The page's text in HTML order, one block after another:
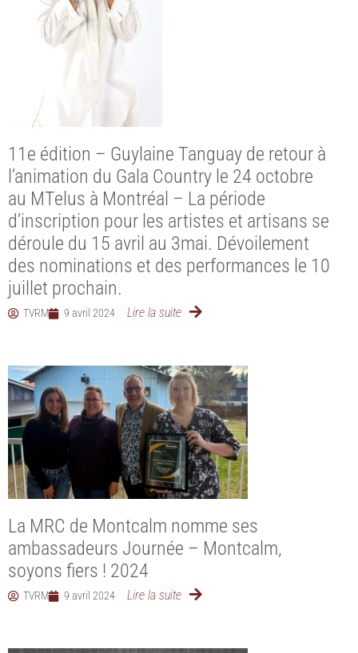
11e édition – Guylaine Tanguay de retour à
l’animation du Gala Country le 24 octobre
au MTelus à Montréal – La période
d’inscription pour les artistes et artisans se
déroule du 15 avril au 3mai. Dévoilement
des nominations et des performances le 10
juillet prochain.
TVRM 9 avril 2024 Lire la suite
La MRC de Montcalm nomme ses
ambassadeurs Journée – Montcalm,
soyons fiers ! 2024
TVRM 9 avril 2024 Lire la suite